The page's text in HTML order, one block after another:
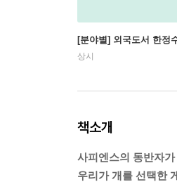
[분야별] 외국도서 한정
상시
책소개
사피엔스의 동반자
우리가 개를 선택한